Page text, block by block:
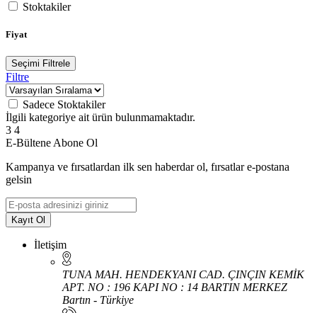
Stoktakiler
Fiyat
Seçimi Filtrele
Filtre
Sadece Stoktakiler
İlgili kategoriye ait ürün bulunmamaktadır.
3 4
E-Bültene Abone Ol
Kampanya ve fırsatlardan ilk sen haberdar ol, fırsatlar e-postana
gelsin
Kayıt Ol
İletişim
TUNA MAH. HENDEKYANI CAD. ÇINÇIN KEMİK
APT. NO : 196 KAPI NO : 14 BARTIN MERKEZ
Bartın - Türkiye